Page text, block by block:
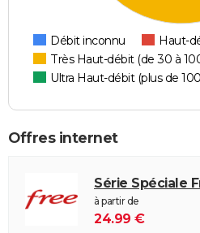
Débit inconnu
Haut-
Très Haut-débit (de 30 à
Ultra Haut-débit (plus de
Offres internet
Série Spéciale
à partir de
24.99 €